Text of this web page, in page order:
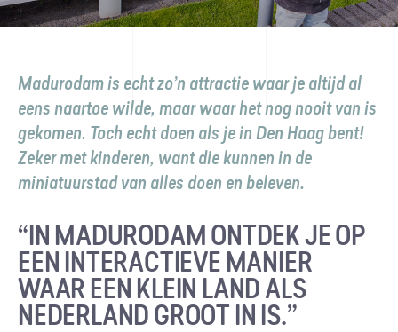
Madurodam is echt zo’n attractie waar je altijd al
eens naartoe wilde, maar waar het nog nooit van is
gekomen. Toch echt doen als je in Den Haag bent!
Zeker met kinderen, want die kunnen in de
miniatuurstad van alles doen en beleven.
“IN MADURODAM ONTDEK JE OP
EEN INTERACTIEVE MANIER
WAAR EEN KLEIN LAND ALS
NEDERLAND GROOT IN IS.”